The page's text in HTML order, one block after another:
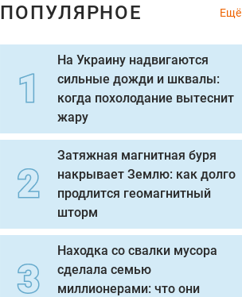
ПОПУЛЯРНОЕ Ещё
На Украину надвигаются
сильные дожди и шквалы:
когда похолодание вытеснит
жару
Затяжная магнитная буря
накрывает Землю: как долго
продлится геомагнитный
шторм
Находка со свалки мусора
сделала семью
миллионерами: что они